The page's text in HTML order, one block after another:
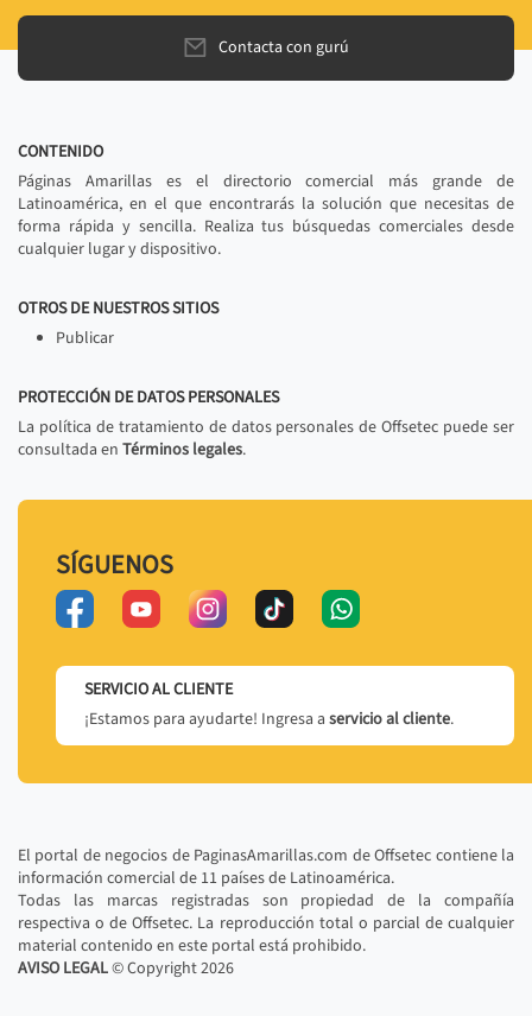
Contacta con gurú
CONTENIDO
Páginas Amarillas es el directorio comercial más grande de
Latinoamérica, en el que encontrarás la solución que necesitas de
forma rápida y sencilla. Realiza tus búsquedas comerciales desde
cualquier lugar y dispositivo.
OTROS DE NUESTROS SITIOS
Publicar
PROTECCIÓN DE DATOS PERSONALES
La política de tratamiento de datos personales de Offsetec puede ser
consultada en Términos legales.
SÍGUENOS
SERVICIO AL CLIENTE
¡Estamos para ayudarte! Ingresa a servicio al cliente.
El portal de negocios de PaginasAmarillas.com de Offsetec contiene la
información comercial de 11 países de Latinoamérica.
Todas las marcas registradas son propiedad de la compañía
respectiva o de Offsetec. La reproducción total o parcial de cualquier
material contenido en este portal está prohibido.
AVISO LEGAL© Copyright2026